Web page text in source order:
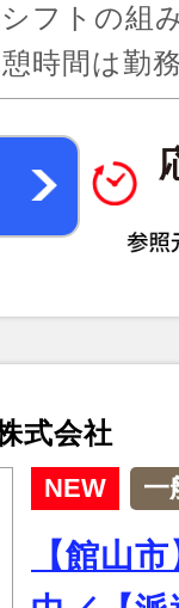
フトの組
時間は勤
式会社
NEW 一
【館山